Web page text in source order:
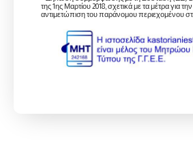
της 1ης Μαρτίου 2018, σχετικά με τα μέτρα για
αντιμετώπιση του παράνομου περιεχομένου